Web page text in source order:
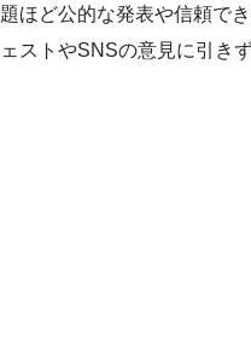
題ほど公的な発表や信頼で
ェストやSNSの意見に引き